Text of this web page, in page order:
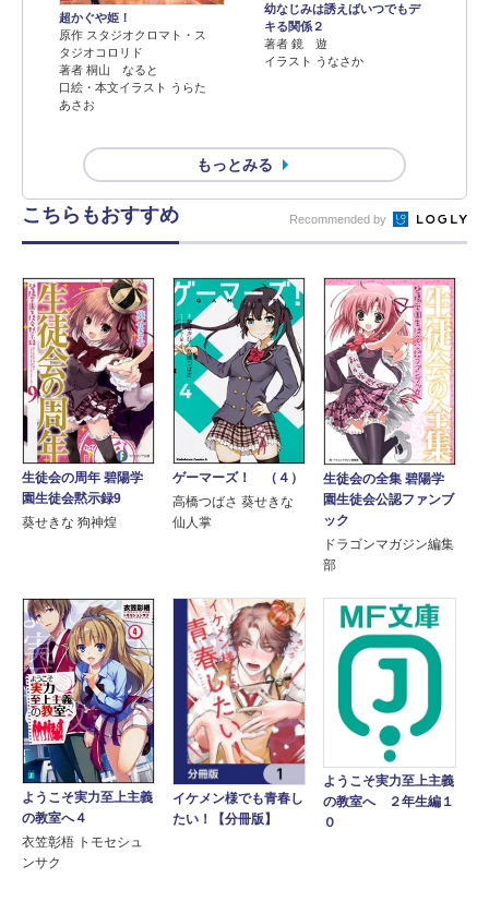
超かぐや姫！
原作 スタジオクロマト・ス
タジオコロリド
著者 桐山 なると
口絵・本文イラスト うらた
あさお
幼なじみは誘えばいつでもデ
キる関係２
著者 鏡 遊
イラスト うなさか
もっとみる
こちらもおすすめ Recommended by
生徒会の周年 碧陽学
園生徒会黙示録9
葵せきな 狗神煌
ゲーマーズ！ （４）
高橋つばさ 葵せきな
仙人掌
生徒会の全集 碧陽学
園生徒会公認ファンブ
ック
ドラゴンマガジン編集
部
ようこそ実力至上主義
の教室へ４
衣笠彰梧 トモセシュ
ンサク
イケメン様でも青春し
たい！【分冊版】
ようこそ実力至上主義
の教室へ ２年生編１
０